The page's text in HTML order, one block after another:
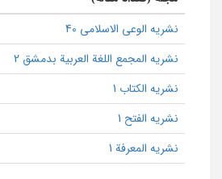
نشریه الوعی الاسلامی 40
نشریه المجمع اللغة العربیة بدمشق 2
نشریه الکتاب 1
نشریه الفتح 1
نشریه المعرفة 1